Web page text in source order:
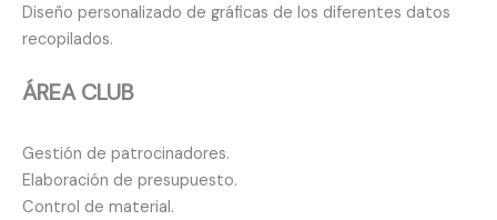
Diseño personalizado de gráficas de los diferentes datos
recopilados.
ÁREA CLUB
Gestión de patrocinadores.
Elaboración de presupuesto.
Control de material.